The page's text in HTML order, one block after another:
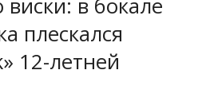
в бокале
плескался
12-летней